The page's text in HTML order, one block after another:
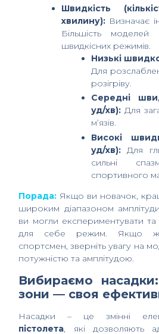
Швидкість
хвилину):Визначає
Більшість моделей
швидкісних режимів.
Низькі
Для
розігріву.
Середні
уд/хв):Для
м’язів.
Високі
уд/хв):Для
сильні
спортивного
Порада: Якщо ви новачок,
широким діапазоном
ви могли експериментувати
для себе режим. Якщо ж
спортсмен, зверніть увагу на
потужністю та амплітудою.
Вибираємо
зони — своя
Насадки – це змінні
пістолета, які дозволяють